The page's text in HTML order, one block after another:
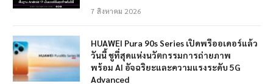
7 สิงหาคม 2026
HUAWEI Pura 90s Series เปิดพรีออเดอร์แล้ว
วันนี้ ชูที่สุดแห่งนวัตกรรมการถ่ายภาพ
พร้อม AI อัจฉริยะและความแรงระดับ 5G
Advanced